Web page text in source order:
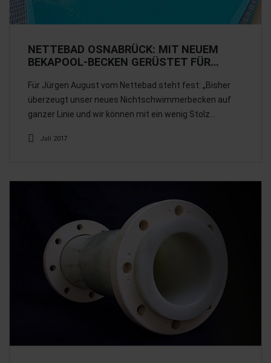
NETTEBAD OSNABRÜCK: MIT NEUEM
BEKAPOOL-BECKEN GERÜSTET FÜR…
Für Jürgen August vom Nettebad steht fest: „Bisher
überzeugt unser neues Nichtschwimmerbecken auf
ganzer Linie und wir können mit ein wenig Stolz…
Juli 2017